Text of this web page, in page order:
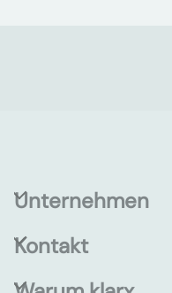
Unternehmen
Kontakt